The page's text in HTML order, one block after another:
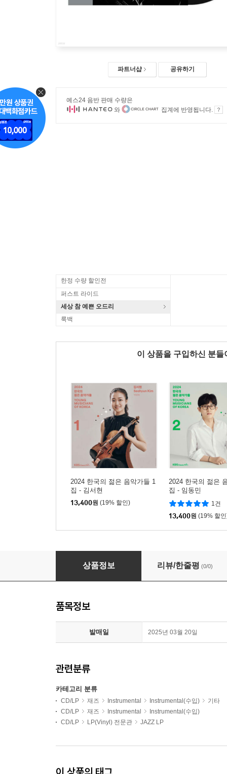
파트너샵 공유하기
예스24 음반 판매 수량은
와
집계에 반영됩니다.
한정 수량 할인전
퍼스트 라이드
세상 참 예쁜 오드리
룩백
이 상품을 구입하신 분
2024 한국의 젊은 음악가들 1
집 - 김서현
13,400원 (19% 할인)
2024 한국의 젊은
집 - 임동민
1건
13,400원 (19% 할
Joe Pass (조 패스) - Virtuoso [LP]
상품정보 리뷰/한줄평 (0/0)
품목정보
발매일 2025년 03월 20일
관련분류
카테고리 분류
CD/LP 재즈 Instrumental Instrumental(수입)
기타
CD/LP
재즈 Instrumental
Instrumental(수입)
CD/LP
LP(Vinyl) 전문관 JAZZ LP